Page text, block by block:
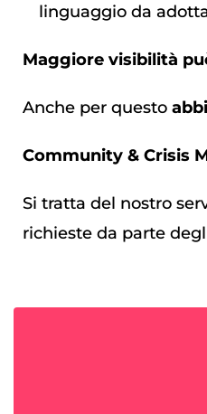
linguaggio da
Maggiore visibilità
Anche per questo
Community & Crisis
Si tratta del nostro
richieste da parte